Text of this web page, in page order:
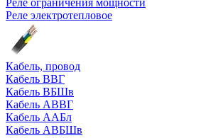
Реле ограничения мощности
Реле электротепловое
Кабель, провод
Кабель ВВГ
Кабель ВБШв
Кабель АВВГ
Кабель ААБл
Кабель АВБШв